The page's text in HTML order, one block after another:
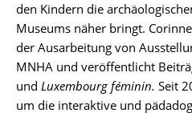
den Kindern die
Museums näher bringt.
der Ausarbeitung von
MNHA und veröffentlicht
und Luxembourg féminin. Seit
um die interaktive und